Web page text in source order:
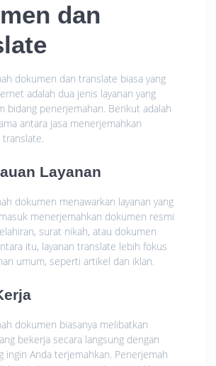
dan
dokumen dan translate biasa yang
adalah dua jenis layanan yang
bidang penerjemahan. Berikut adalah
antara jasa menerjemahkan
Layanan
dokumen menawarkan layanan yang
menerjemahkan dokumen resmi
surat nikah, atau dokumen
itu, layanan translate lebih fokus
umum, seperti artikel dan iklan.
dokumen biasanya melibatkan
bekerja secara langsung dengan
ingin Anda terjemahkan. Penerjemah